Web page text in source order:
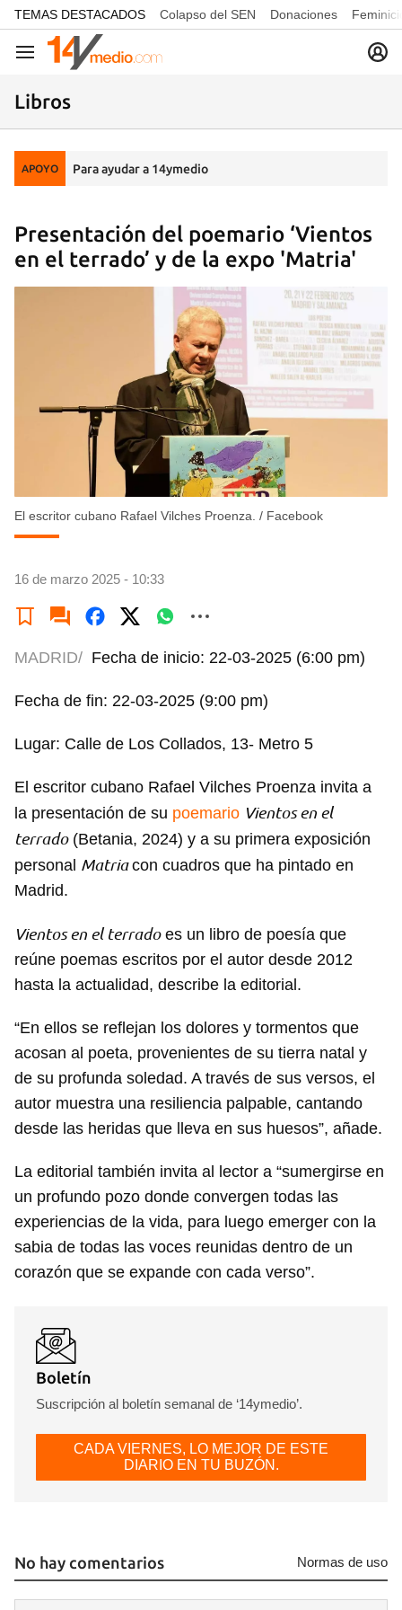
common.go-to-content
TEMAS DESTACADOS Colapso del SEN Donaciones
Navegación
Libros
APOYO Para ayudar a 14ymedio
Presentación del poemario ‘Vientos
en el terrado’ y de la expo 'Matria'
El escritor cubano Rafael Vilches Proenza. / Facebook
16 de marzo 2025 - 10:33
MADRID/ Fecha de inicio: 22-03-2025 (6:00 pm)
Fecha de fin: 22-03-2025 (9:00 pm)
Lugar: Calle de Los Collados, 13- Metro 5
El escritor cubano Rafael Vilches Proenza invita a
la presentación de su poemario Vientos en el
terrado(Betania, 2024) y a su primera exposición
personal Matriacon cuadros que ha pintado en
Madrid.
Vientos en el terradoes un libro de poesía que
reúne poemas escritos por el autor desde 2012
hasta la actualidad, describe la editorial.
“En ellos se reflejan los dolores y tormentos que
acosan al poeta, provenientes de su tierra natal y
de su profunda soledad. A través de sus versos, el
autor muestra una resiliencia palpable, cantando
desde las heridas que lleva en sus huesos”, añade.
La editorial también invita al lector a “sumergirse en
un profundo pozo donde convergen todas las
experiencias de la vida, para luego emerger con la
sabia de todas las voces reunidas dentro de un
corazón que se expande con cada verso”.
Boletín
Suscripción al boletín semanal de ‘14ymedio’.
CADA VIERNES, LO MEJOR DE ESTE
DIARIO EN TU BUZÓN.
No hay comentarios Normas de uso